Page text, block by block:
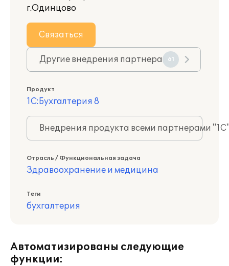
г.Одинцово
Связаться
Другие внедрения партнера 61
Продукт
1С:Бухгалтерия 8
Внедрения продукта всеми партнерами
Отрасль / Функциональная задача
Здравоохранение и медицина
Теги
бухгалтерия
Автоматизированы следующие
функции: